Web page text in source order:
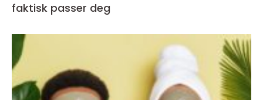
faktisk passer deg